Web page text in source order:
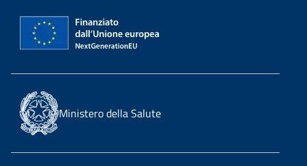
Ministero della Salute